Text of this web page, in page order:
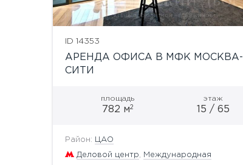
ID 14353
АРЕНДА ОФИСА В МФК МОСКВА-
СИТИ
площадь
782 м2
этаж
15 / 65
Район: ЦАО
Деловой центр Международная